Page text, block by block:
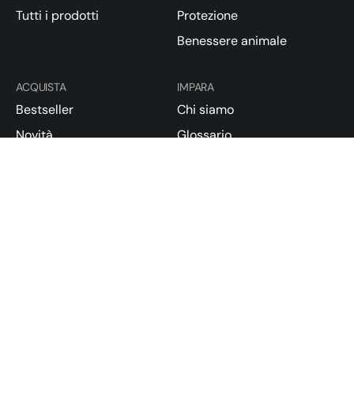
Tutti i prodotti
Protezione
Benessere animale
ACQUISTA
Bestseller
Novità
IMPARA
Chi siamo
Glossario